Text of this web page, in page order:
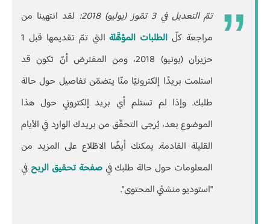
تمّ التعديل في 3 تمّوز (يوليو) 2018:
لقد انتهينا من
مراجعة كلّ الطلبات المؤهَّلة
التي تمّ تقديمها قبل 1
حزيران (يونيو) 2018، ومن المفترض أنّ تكون قد
استلمت بريدًا إلكترونيًا منّا يتضمّن تفاصيل حول حالة
طلبك. وإذا لم تستلم أي بريد إلكتروني حول هذا
الموضوع بعد، يُرجى التحقّق من بريدك الوارد في الأيام
القليلة القادمة. يمكنك أيضًا الاطّلاع على المزيد من
المعلومات حول حالة طلبك فيصفحة تحقيق الربح في
"استوديو منشئي المحتوى".